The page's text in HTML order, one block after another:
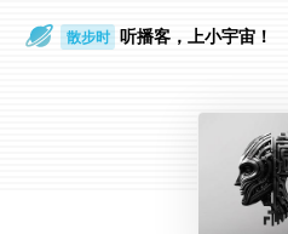
散步时 听播客，上小宇宙！